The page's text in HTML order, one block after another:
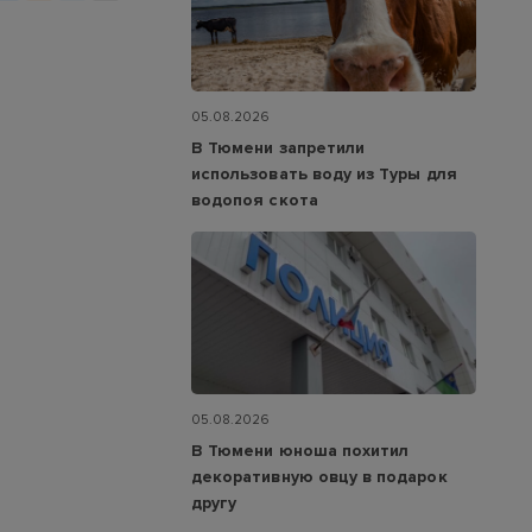
05.08.2026
В Тюмени запретили
использовать воду из Туры для
водопоя скота
05.08.2026
В Тюмени юноша похитил
декоративную овцу в подарок
другу